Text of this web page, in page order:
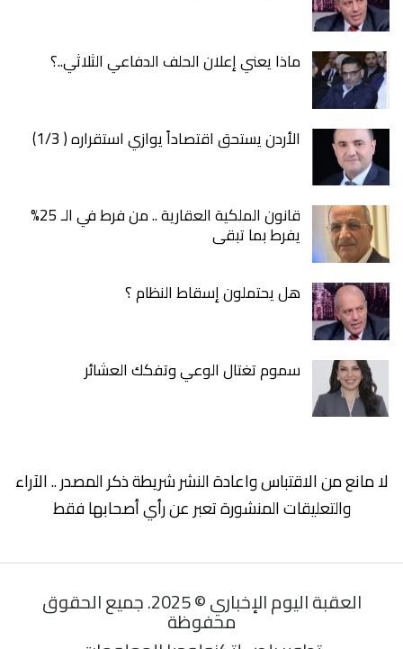
ماذا يعني إعلان الحلف الدفاعي الثلاثي..؟
الأردن يستحق اقتصاداً يوازي استقراره ( 1/3)
قانون الملكية العقارية .. من فرط في الـ 25%
يفرط بما تبقى
هل يحتملون إسقاط النظام ؟
سموم تغتال الوعي وتفكك العشائر
لا مانع من الاقتباس واعادة النشر شريطة ذكر المصدر .. الآراء
والتعليقات المنشورة تعبر عن رأي أصحابها فقط
العقبة اليوم الإخباري © 2025. جميع الحقوق
محفوظة